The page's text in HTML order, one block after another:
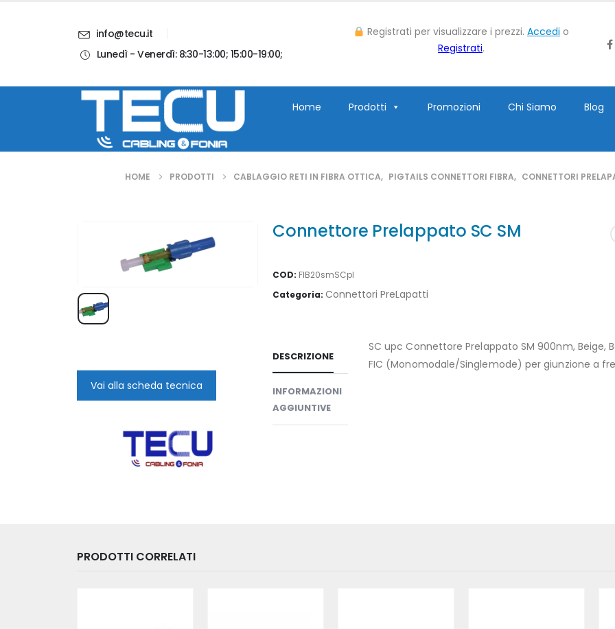
info@tecu.it
Lunedì - Venerdì: 8:30-13:00; 15:00-19:00;
Registrati per visualizzare i prezzi. Accedi o
Registrati.
Home Prodotti Promozioni Chi Siamo Blog
HOME PRODOTTI CABLAGGIO RETI IN FIBRA OTTICA, PIGTAILS CONNETTORI FIBRA, CONNETTORI
Vai alla scheda tecnica
Connettore Prelappato SC SM
COD: FIB20smSCpl
Categoria: Connettori PreLapatti
DESCRIZIONE
INFORMAZIONI
AGGIUNTIVE
SC upc Connettore Prelappato SM 900nm, Beige,
FIC (Monomodale/Singlemode) per giunzione a
PRODOTTI CORRELATI
Blog Contatti Account